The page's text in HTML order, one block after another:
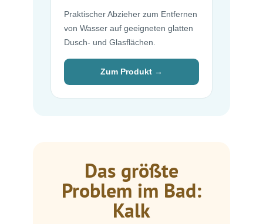
Praktischer Abzieher zum Entfernen
von Wasser auf geeigneten glatten
Dusch- und Glasflächen.
Zum Produkt →
Das größte
Problem im Bad:
Kalk